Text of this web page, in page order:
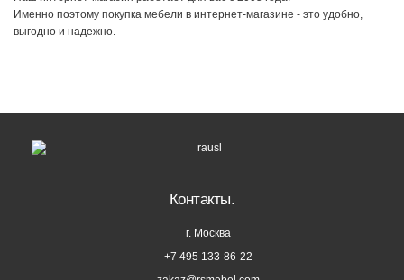
Именно поэтому покупка мебели в интернет-магазине - это удобно,
выгодно и надежно.
Контакты.
г. Москва
+7 495 133-86-22